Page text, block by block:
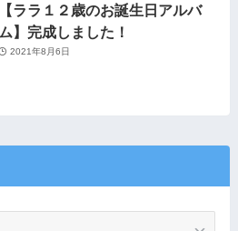
【ララ１２歳のお誕生日アルバ
ム】完成しました！
2021年8月6日